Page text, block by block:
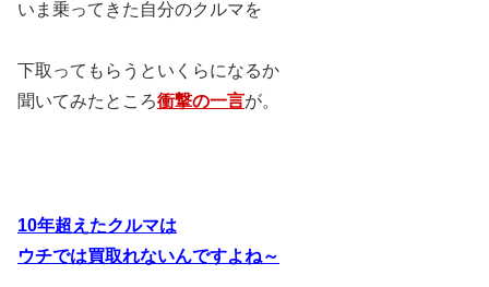
いま乗ってきた自分のクルマを
下取ってもらうといくらになるか
聞いてみたところ衝撃の一言が。
10年超えたクルマは
ウチでは買取れないんですよね～